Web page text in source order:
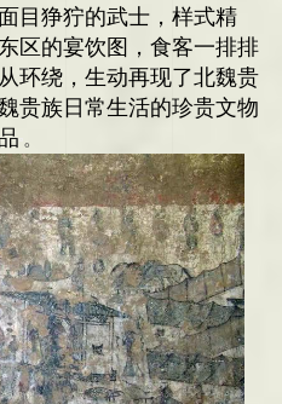
目狰狞的武士，样式精
区的宴饮图，食客一排排
环绕，生动再现了北魏贵
贵族日常生活的珍贵文物
。